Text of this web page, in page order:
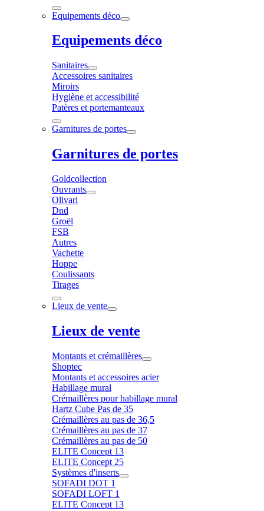
Equipements déco
Equipements déco
Sanitaires
Accessoires sanitaires
Miroirs
Hygiène et accessibilité
Patères et portemanteaux
Garnitures de portes
Garnitures de portes
Goldcollection
Ouvrants
Olivari
Dnd
Groël
FSB
Autres
Vachette
Hoppe
Coulissants
Tirages
Lieux de vente
Lieux de vente
Montants et crémaillères
Shoptec
Montants et accessoires acier
Habillage mural
Crémaillères pour habillage mural
Hartz Cube Pas de 35
Crémaillères au pas de 36,5
Crémaillères au pas de 37
Crémaillères au pas de 50
ELITE Concept 13
ELITE Concept 25
Systèmes d'inserts
SOFADI DOT 1
SOFADI LOFT 1
ELITE Concept 13